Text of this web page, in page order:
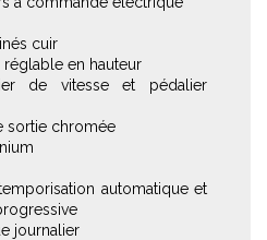
cuir
en hauteur
de vitesse et pédalier
sortie chromée
automatique et
journalier